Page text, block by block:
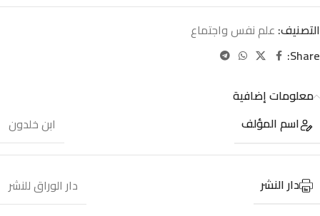
التصنيف: علم نفس واجتماع
Share:
معلومات إضافية
اسم المؤلف
ابن خلدون
دار النشر
دار الوراق للنشر